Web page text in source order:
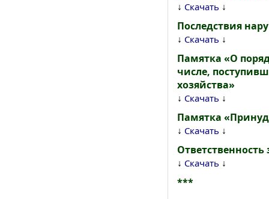
↓ Скачать ↓
Последствия
↓ Скачать ↓
Памятка «О
числе,
хозяйства»
↓ Скачать ↓
Памятка
↓ Скачать ↓
↓ Скачать ↓
***